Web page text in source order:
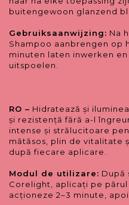
buitengewoon glanzend
Gebruiksaanwijzing: Na
Shampoo aanbrengen op
minuten laten inwerken
uitspoelen.
RO – Hidratează și
și rezistență fără a-l
intense și strălucitoare
mătăsos, plin de vitalitate
după fiecare aplicare.
Modul de utilizare: După
Corelight, aplicați pe
acționeze 2–3 minute,